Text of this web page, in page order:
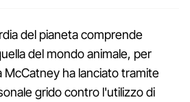
del pianeta comprende
del mondo animale, per
ha lanciato tramite
grido contro l'utilizzo di